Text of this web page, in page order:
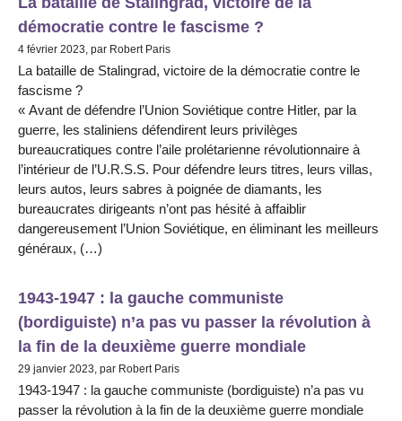
démocratie contre le fascisme ?
4 février 2023, par Robert Paris
La bataille de Stalingrad, victoire de la démocratie contre le
fascisme ?
« Avant de défendre l’Union Soviétique contre Hitler, par la
guerre, les staliniens défendirent leurs privilèges
bureaucratiques contre l’aile prolétarienne révolutionnaire à
l’intérieur de l’U.R.S.S. Pour défendre leurs titres, leurs villas,
leurs autos, leurs sabres à poignée de diamants, les
bureaucrates dirigeants n’ont pas hésité à affaiblir
dangereusement l’Union Soviétique, en éliminant les meilleurs
généraux, (…)
1943-1947 : la gauche communiste
(bordiguiste) n’a pas vu passer la révolution à
la fin de la deuxième guerre mondiale
29 janvier 2023, par Robert Paris
1943-1947 : la gauche communiste (bordiguiste) n’a pas vu
passer la révolution à la fin de la deuxième guerre mondiale